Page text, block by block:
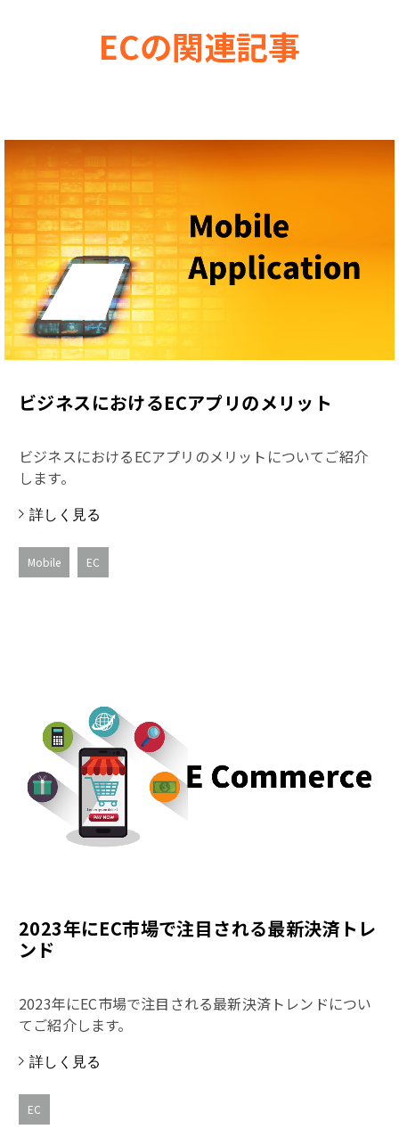
ECの関連記事
ビジネスにおけるECアプリのメリット
ビジネスにおけるECアプリのメリットについてご紹介
します。
詳しく見る
Mobile EC
2023年にEC市場で注目される最新決済トレ
ンド
2023年にEC市場で注目される最新決済トレンドについ
てご紹介します。
詳しく見る
EC